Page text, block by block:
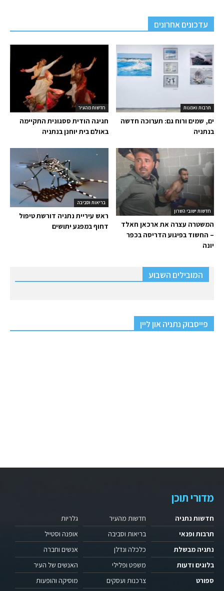
עדכונים אחרונים
חדשות מהעיר
חגיגה הודית ססגונית התקיימה
באולם בית יוחנן בנתניה
תרבות ואמנות
ים, שמים ורוח גם: תערוכה חדשה
בנתניה
בריאות וסביבה
ראש עיריית נתניה דורשת טיפול
דחוף במפגע יתושים
חדשות ישובי השרון
המשטרה עצרה את ארכאן חאלד
– החשוד בפיגוע הדריסה בכפר
יונה
המובילים השבוע
פייסבוק נתניה און ליין
מדורי תוכן
חדשות נתניה
תרבות ופנאי
נתניה מבשלת
בלוגים ודעות
ספורט
חדשות מהעיר
בריאות וסביבה
כלכלה ונדלן
משפט ופלילי
צרכנות ועסקים
גלריות
אופנה וסטייל
אנשים וחברה
האנשים של העיר
מוסיקה והופעות